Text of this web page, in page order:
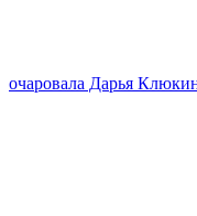
очаровала Дарья